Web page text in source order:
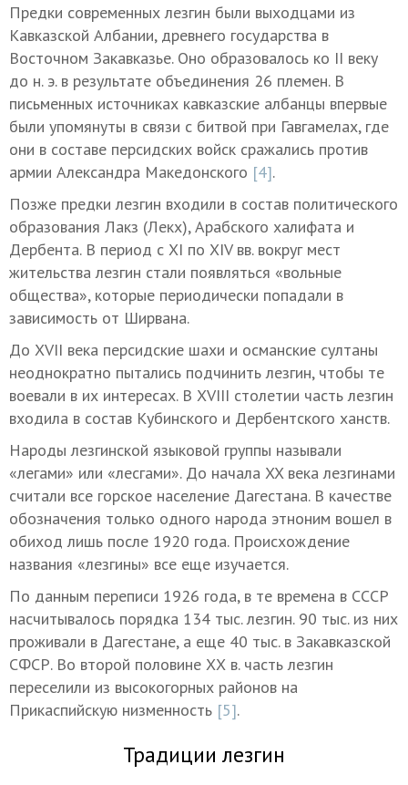
Предки современных лезгин были выходцами из
Кавказской Албании, древнего государства в
Восточном Закавказье. Оно образовалось ко II веку
до н. э. в результате объединения 26 племен. В
письменных источниках кавказские албанцы впервые
были упомянуты в связи с битвой при Гавгамелах, где
они в составе персидских войск сражались против
армии Александра Македонского [4].
Позже предки лезгин входили в состав политического
образования Лакз (Лекх), Арабского халифата и
Дербента. В период с XI по XIV вв. вокруг мест
жительства лезгин стали появляться «вольные
общества», которые периодически попадали в
зависимость от Ширвана.
До XVII века персидские шахи и османские султаны
неоднократно пытались подчинить лезгин, чтобы те
воевали в их интересах. В XVIII столетии часть лезгин
входила в состав Кубинского и Дербентского ханств.
Народы лезгинской языковой группы называли
«легами» или «лесгами». До начала XX века лезгинами
считали все горское население Дагестана. В качестве
обозначения только одного народа этноним вошел в
обиход лишь после 1920 года. Происхождение
названия «лезгины» все еще изучается.
По данным переписи 1926 года, в те времена в СССР
насчитывалось порядка 134 тыс. лезгин. 90 тыс. из них
проживали в Дагестане, а еще 40 тыс. в Закавказской
СФСР. Во второй половине ХХ в. часть лезгин
переселили из высокогорных районов на
Прикаспийскую низменность [5].
Традиции лезгин